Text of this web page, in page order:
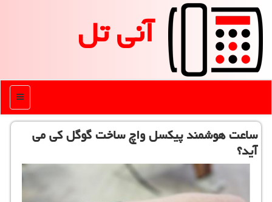
آنی تل
منو
ساعت هوشمند پیكسل واچ ساخت گوگل كی می
آید؟